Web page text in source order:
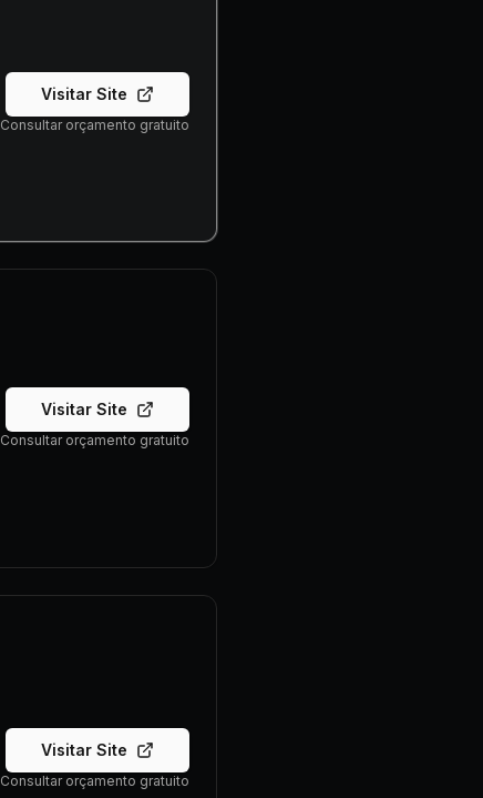
Visitar Site
Consultar orçamento gratuito
Visitar Site
Consultar orçamento gratuito
Visitar Site
Consultar orçamento gratuito